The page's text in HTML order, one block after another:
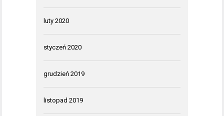
luty 2020
styczeń 2020
grudzień 2019
listopad 2019